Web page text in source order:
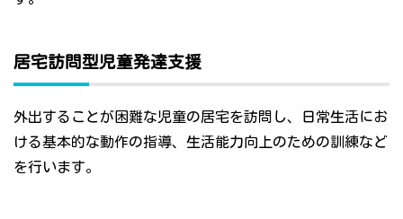
居宅訪問型児童発達支援
外出することが困難な児童の居宅を訪問し、日常生活にお
ける基本的な動作の指導、生活能力向上のための訓練など
を行います。